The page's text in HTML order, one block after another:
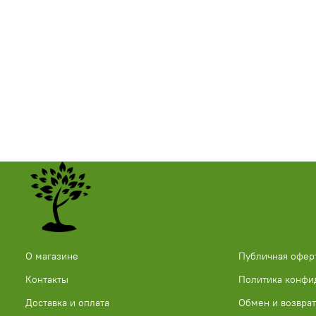
О магазине
Контакты
Доставка и оплата
Публичная
Политика
Обмен и возврат